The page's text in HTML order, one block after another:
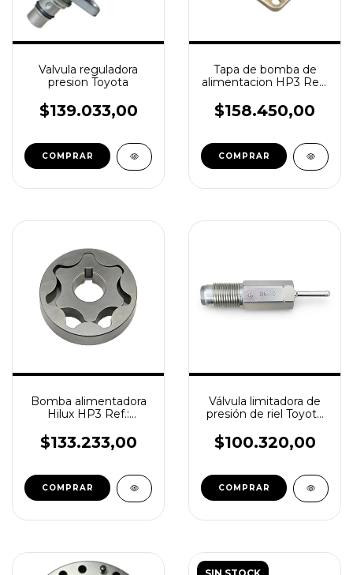
Valvula reguladora
presion Toyota
$139.033,00
Tapa de bomba de
alimentacion HP3 Ref.:
$158.450,00
Bomba alimentadora
Hilux HP3 Ref.:
$133.233,00
Válvula limitadora de
presión de riel Toyota
$100.320,00